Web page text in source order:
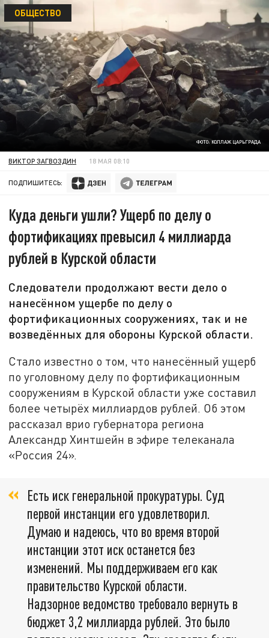
ФОТО: КОЛЛАЖ ЦАРЬГРАДА
ОБЩЕСТВО
ВИКТОР ЗАГВОЗДИН 18 МАЯ 08:10
ПОДПИШИТЕСЬ:
Куда деньги ушли? Ущерб по делу о
фортификациях превысил 4 миллиарда
рублей в Курской области
Следователи продолжают вести дело о
нанесённом ущербе по делу о
фортификационных сооружениях, так и не
возведённых для обороны Курской области.
Стало известно о том, что нанесённый ущерб
по уголовному делу по фортификационным
сооружениям в Курской области уже составил
более четырёх миллиардов рублей. Об этом
рассказал врио губернатора региона
Александр Хинтшейн в эфире телеканала
«Россия 24».
Есть иск генеральной прокуратуры. Суд
первой инстанции его удовлетворил.
Думаю и надеюсь, что во время второй
инстанции этот иск останется без
изменений. Мы поддерживаем его как
правительство Курской области.
Надзорное ведомство требовало вернуть в
бюджет 3,2 миллиарда рублей. Это было